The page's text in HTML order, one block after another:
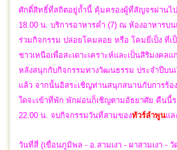
ศักดิ์สิทธิ์ที่สถิตอยู่ถ้ำนี้ คุ้มครองผู้ที่สัญจรผ่านไ
18.00 น. บริการอาหารค่ำ (7) ณ ห้องอาหารบ
ร่วมกิจกรรม ปล่อยโคมลอย หรือ โคมยี่เป็ง ที่เ
ชาวเหนือเพื่อสะเดาะเคราะห์และเป็นสิริมงคล
หลังสนุกกับกิจกรรมทางวัฒนธรรม ประจำปีบน
แล้ว จากนั้นอิสระเชิญท่านสนุกสนานกับการร้อ
ใดจะเข้าที่พัก พักผ่อนก็เชิญตามอัธยาศัย คืนนี้
22.00 น. จบกิจกรรมวันที่สามของทัวร์ลำพูนแล
วันที่สี่ (เขื่อนภูมิพล - อ.สามเงา - ผาสามเงา - วั